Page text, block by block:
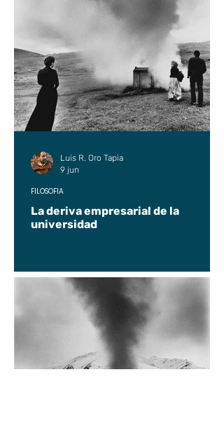
La deriva empresarial de la
universidad
FILOSOFÍA
Luis R. Oro Tapia
9 jun